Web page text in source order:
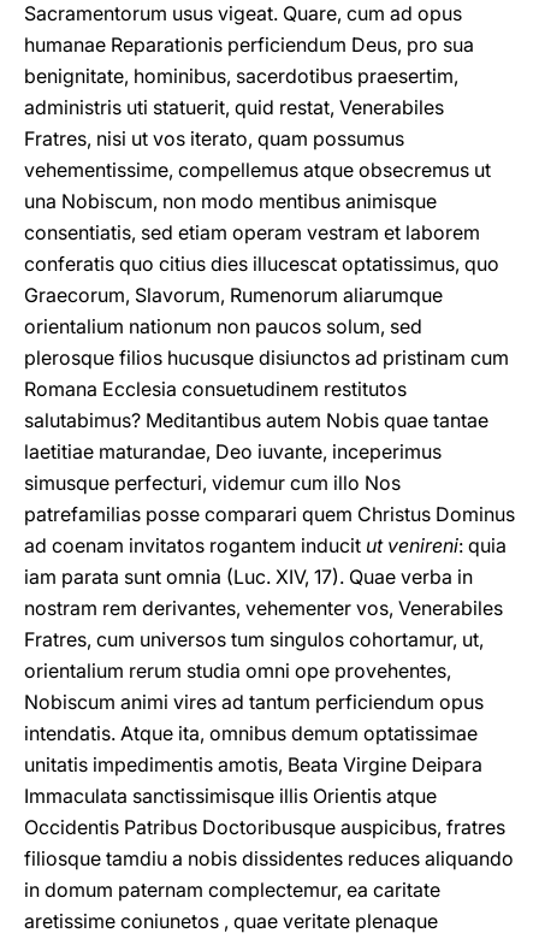
Sacramentorum usus vigeat. Quare, cum ad opus
humanae Reparationis perficiendum Deus, pro sua
benignitate, hominibus, sacerdotibus praesertim,
administris uti statuerit, quid restat, Venerabiles
Fratres, nisi ut vos iterato, quam possumus
vehementissime, compellemus atque obsecremus ut
una Nobiscum, non modo mentibus animisque
consentiatis, sed etiam operam vestram et laborem
conferatis quo citius dies illucescat optatissimus, quo
Graecorum, Slavorum, Rumenorum aliarumque
orientalium nationum non paucos solum, sed
plerosque filios hucusque disiunctos ad pristinam cum
Romana Ecclesia consuetudinem restitutos
salutabimus? Meditantibus autem Nobis quae tantae
laetitiae maturandae, Deo iuvante, inceperimus
simusque perfecturi, videmur cum illo Nos
patrefamilias posse comparari quem Christus Dominus
ad coenam invitatos rogantem inducit ut venireni: quia
iam parata sunt omnia (Luc. XIV, 17). Quae verba in
nostram rem derivantes, vehementer vos, Venerabiles
Fratres, cum universos tum singulos cohortamur, ut,
orientalium rerum studia omni ope provehentes,
Nobiscum animi vires ad tantum perficiendum opus
intendatis. Atque ita, omnibus demum optatissimae
unitatis impedimentis amotis, Beata Virgine Deipara
Immaculata sanctissimisque illis Orientis atque
Occidentis Patribus Doctoribusque auspicibus, fratres
filiosque tamdiu a nobis dissidentes reduces aliquando
in domum paternam complectemur, ea caritate
aretissime coniunetos , quae veritate plenaque